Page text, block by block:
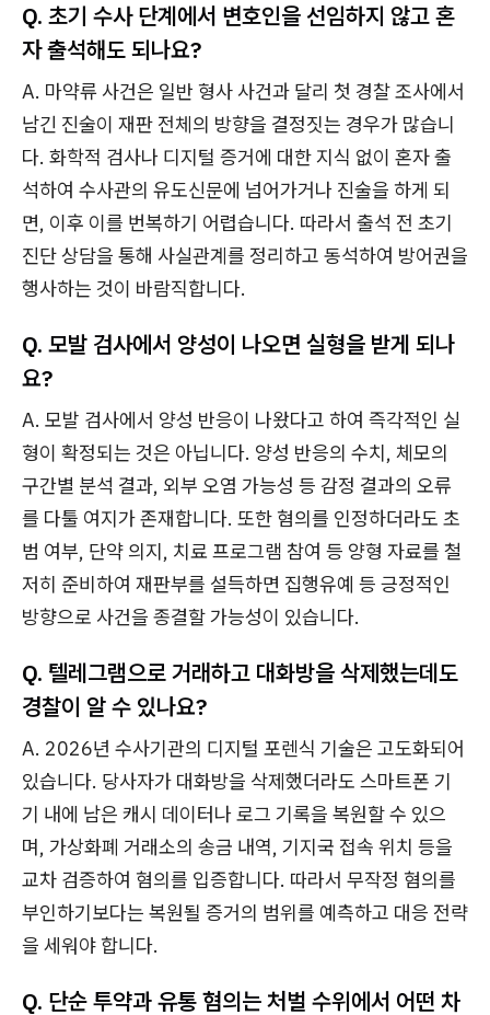
Q. 초기 수사 단계에서 변호인을 선임하지 않고 혼
자 출석해도 되나요?
A. 마약류 사건은 일반 형사 사건과 달리 첫 경찰 조사에서
남긴 진술이 재판 전체의 방향을 결정짓는 경우가 많습니
다. 화학적 검사나 디지털 증거에 대한 지식 없이 혼자 출
석하여 수사관의 유도신문에 넘어가거나 진술을 하게 되
면, 이후 이를 번복하기 어렵습니다. 따라서 출석 전 초기
진단 상담을 통해 사실관계를 정리하고 동석하여 방어권을
행사하는 것이 바람직합니다.
Q. 모발 검사에서 양성이 나오면 실형을 받게 되나
요?
A. 모발 검사에서 양성 반응이 나왔다고 하여 즉각적인 실
형이 확정되는 것은 아닙니다. 양성 반응의 수치, 체모의
구간별 분석 결과, 외부 오염 가능성 등 감정 결과의 오류
를 다툴 여지가 존재합니다. 또한 혐의를 인정하더라도 초
범 여부, 단약 의지, 치료 프로그램 참여 등 양형 자료를 철
저히 준비하여 재판부를 설득하면 집행유예 등 긍정적인
방향으로 사건을 종결할 가능성이 있습니다.
Q. 텔레그램으로 거래하고 대화방을 삭제했는데도
경찰이 알 수 있나요?
A. 2026년 수사기관의 디지털 포렌식 기술은 고도화되어
있습니다. 당사자가 대화방을 삭제했더라도 스마트폰 기
기 내에 남은 캐시 데이터나 로그 기록을 복원할 수 있으
며, 가상화폐 거래소의 송금 내역, 기지국 접속 위치 등을
교차 검증하여 혐의를 입증합니다. 따라서 무작정 혐의를
부인하기보다는 복원될 증거의 범위를 예측하고 대응 전략
을 세워야 합니다.
Q. 단순 투약과 유통 혐의는 처벌 수위에서 어떤 차